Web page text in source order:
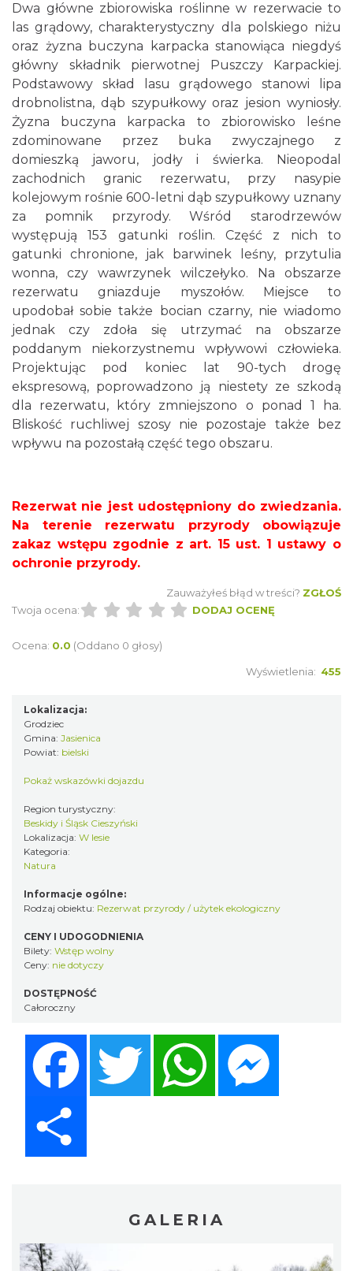
Dwa główne zbiorowiska roślinne w rezerwacie to
las grądowy, charakterystyczny dla polskiego niżu
oraz żyzna buczyna karpacka stanowiąca niegdyś
główny składnik pierwotnej Puszczy Karpackiej.
Podstawowy skład lasu grądowego stanowi lipa
drobnolistna, dąb szypułkowy oraz jesion wyniosły.
Żyzna buczyna karpacka to zbiorowisko leśne
zdominowane przez buka zwyczajnego z
domieszką jaworu, jodły i świerka. Nieopodal
zachodnich granic rezerwatu, przy nasypie
kolejowym rośnie 600-letni dąb szypułkowy uznany
za pomnik przyrody. Wśród starodrzewów
występują 153 gatunki roślin. Część z nich to
gatunki chronione, jak barwinek leśny, przytulia
wonna, czy wawrzynek wilczełyko. Na obszarze
rezerwatu gniazduje myszołów. Miejsce to
upodobał sobie także bocian czarny, nie wiadomo
jednak czy zdoła się utrzymać na obszarze
poddanym niekorzystnemu wpływowi człowieka.
Projektując pod koniec lat 90-tych drogę
ekspresową, poprowadzono ją niestety ze szkodą
dla rezerwatu, który zmniejszono o ponad 1 ha.
Bliskość ruchliwej szosy nie pozostaje także bez
wpływu na pozostałą część tego obszaru.
Rezerwat nie jest udostępniony do zwiedzania.
Na terenie rezerwatu przyrody obowiązuje
zakaz wstępu zgodnie z art. 15 ust. 1 ustawy o
ochronie przyrody.
Zauważyłeś błąd w treści? ZGŁOŚ
Twoja ocena:
DODAJ OCENĘ
Ocena: 0.0 (Oddano 0 głosy)
Wyświetlenia: 455
Lokalizacja:
Grodziec
Gmina: Jasienica
Powiat: bielski
Pokaż wskazówki dojazdu
Region turystyczny:
Beskidy i Śląsk Cieszyński
Lokalizacja: W lesie
Kategoria:
Natura
Informacje ogólne:
Rodzaj obiektu: Rezerwat przyrody / użytek ekologiczny
CENY I UDOGODNIENIA
Bilety: Wstęp wolny
Ceny: nie dotyczy
DOSTĘPNOŚĆ
Całoroczny
Twitter WhatsApp
GALERIA